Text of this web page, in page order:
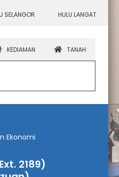
SELANGOR HULU LANGAT
KEDIAMAN TANAH
Ekonomi
2189)